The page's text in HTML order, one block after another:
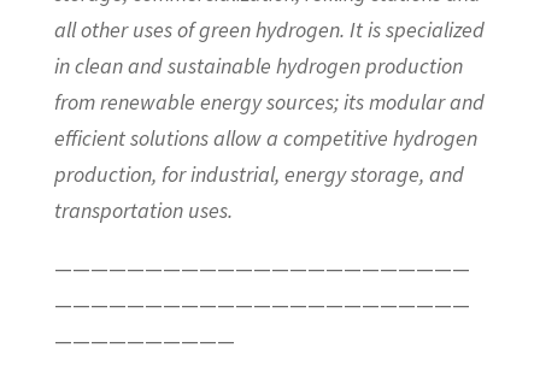
all other uses of green hydrogen. It is specialized
in clean and sustainable hydrogen production
from renewable energy sources; its modular and
efficient solutions allow a competitive hydrogen
production, for industrial, energy storage, and
transportation uses.
———————————————————————
———————————————————————
——————————